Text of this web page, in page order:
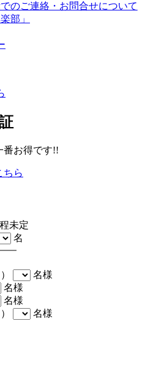
のご連絡・お問合せについて
部」
番お得です!!
ちら
未定
名
名様
名様
名様
名様